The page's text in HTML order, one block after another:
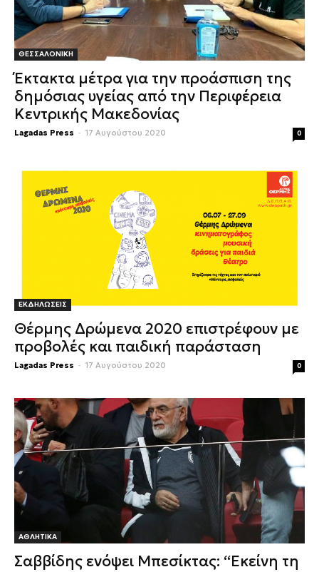
ΘΕΣΣΑΛΟΝΙΚΗ
Έκτακτα μέτρα για την προάσπιση της
δημόσιας υγείας από την Περιφέρεια
Κεντρικής Μακεδονίας
Lagadas Press - 17 Αυγούστου 2020 0
ΕΚΔΗΛΩΣΕΙΣ
Θέρμης Δρώμενα 2020 επιστρέφουν με
προβολές και παιδική παράσταση
Lagadas Press - 17 Αυγούστου 2020 0
ΑΘΛΗΤΙΚΑ
Σαββίδης ενόψει Μπεσίκτας: “Εκείνη τη